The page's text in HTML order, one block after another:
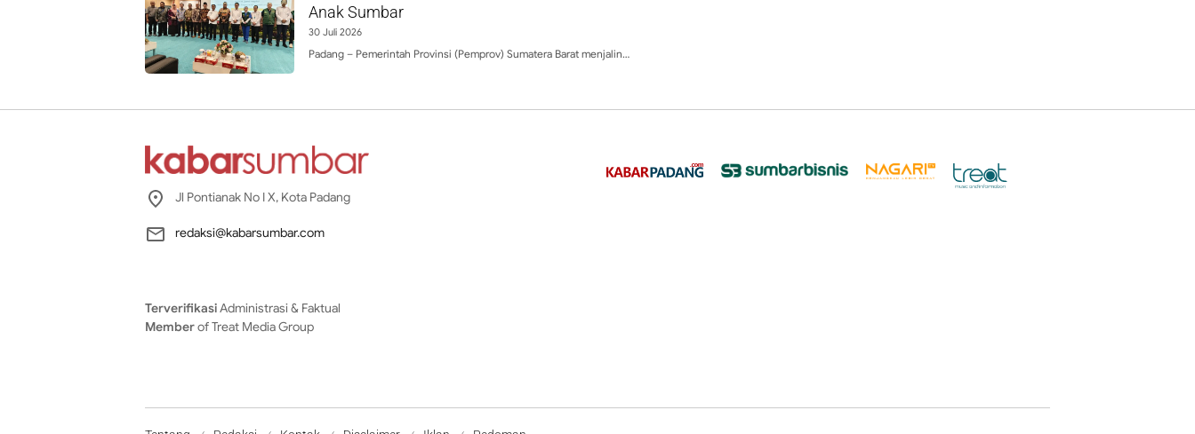
Anak Sumbar
30 Juli 2026
Padang – Pemerintah Provinsi (Pemprov) Sumatera Barat menjalin…
Jl Pontianak No I X, Kota Padang
redaksi@kabarsumbar.com
TerverifikasiAdministrasi & Faktual
Memberof Treat Media Group